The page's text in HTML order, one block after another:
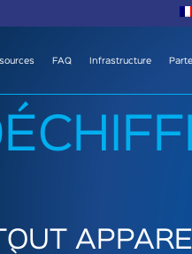
FAQ Infrastructure